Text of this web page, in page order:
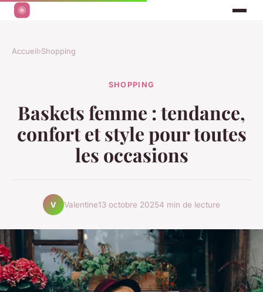
Accueil›Shopping
SHOPPING
Baskets femme : tendance,
confort et style pour toutes
les occasions
V Valentine13 octobre 20254 min de lecture